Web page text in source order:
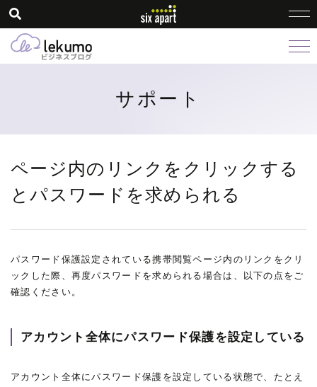
サポート
ページ内のリンクをクリックする
とパスワードを求められる
パスワード保護設定されている携帯閲覧ページ内のリンクをクリ
ックした際、再度パスワードを求められる場合は、以下の点をご
確認ください。
アカウント全体にパスワード保護を設定している
アカウント全体にパスワード保護を設定している状態で、たとえ